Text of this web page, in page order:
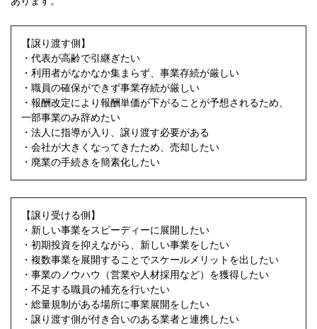
【譲り渡す側】
・代表が高齢で引継ぎたい
・利用者がなかなか集まらず、事業存続が厳しい
・職員の確保ができず事業存続が厳しい
・報酬改定により報酬単価が下がることが予想されるため、
一部事業のみ辞めたい
・法人に指導が入り、譲り渡す必要がある
・会社が大きくなってきたため、売却したい
・廃業の手続きを簡素化したい
【譲り受ける側】
・新しい事業をスピーディーに展開したい
・初期投資を抑えながら、新しい事業をしたい
・複数事業を展開することでスケールメリットを出したい
・事業のノウハウ（営業や人材採用など）を獲得したい
・不足する職員の補充を行いたい
・総量規制がある場所に事業展開をしたい
・譲り渡す側が付き合いのある業者と連携したい